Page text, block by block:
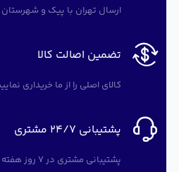
ارسال تهران با پیک و
تضمین اصالت کالا
کالای اصلی را از ما خریداری
پشتیبانی 24/7 مشتری
پشتیبانی مشتری در 7 روز هفته